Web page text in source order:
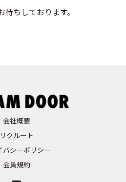
ちしております。
会社概要
リクルート
バシーポリシー
会員規約